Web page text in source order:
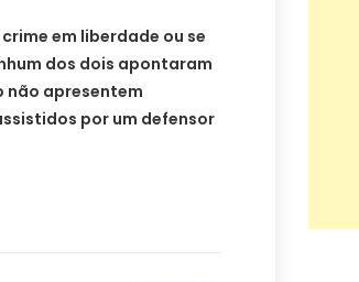
em liberdade ou se
dos dois apontaram
não apresentem
por um defensor